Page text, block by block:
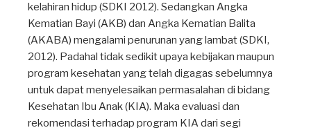
kelahiran hidup (SDKI 2012). Sedangkan Angka
Kematian Bayi (AKB) dan Angka Kematian Balita
(AKABA) mengalami penurunan yang lambat (SDKI,
2012). Padahal tidak sedikit upaya kebijakan maupun
program kesehatan yang telah digagas sebelumnya
untuk dapat menyelesaikan permasalahan di bidang
Kesehatan Ibu Anak (KIA). Maka evaluasi dan
rekomendasi terhadap program KIA dari segi